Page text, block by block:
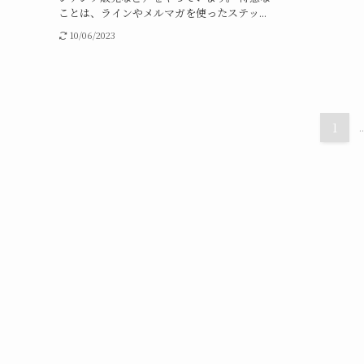
ことは、ラインやメルマガを使ったステッ...
10/06/2023
1